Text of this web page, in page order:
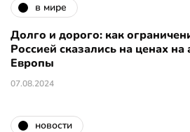
в мире
Долго и дорого: как
Россией сказались на ценах
Европы
07.08.2024
новости